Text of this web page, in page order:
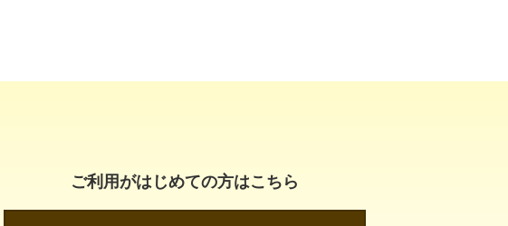
ご利用がはじめての方はこちら